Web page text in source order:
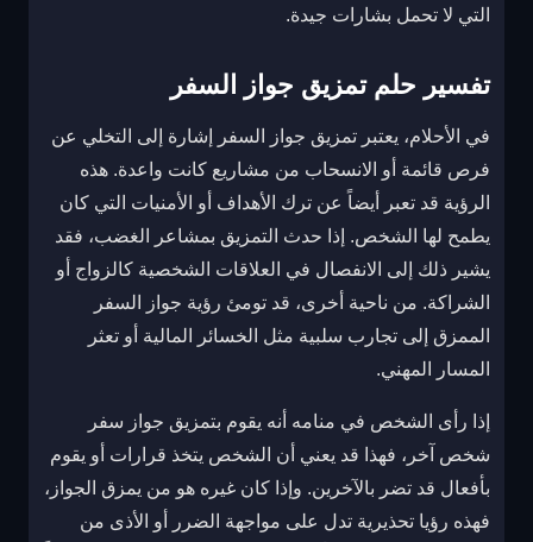
التي لا تحمل بشارات جيدة.
تفسير حلم تمزيق جواز السفر
في الأحلام، يعتبر تمزيق جواز السفر إشارة إلى التخلي عن
فرص قائمة أو الانسحاب من مشاريع كانت واعدة. هذه
الرؤية قد تعبر أيضاً عن ترك الأهداف أو الأمنيات التي كان
يطمح لها الشخص. إذا حدث التمزيق بمشاعر الغضب، فقد
يشير ذلك إلى الانفصال في العلاقات الشخصية كالزواج أو
الشراكة. من ناحية أخرى، قد تومئ رؤية جواز السفر
الممزق إلى تجارب سلبية مثل الخسائر المالية أو تعثر
المسار المهني.
إذا رأى الشخص في منامه أنه يقوم بتمزيق جواز سفر
شخص آخر، فهذا قد يعني أن الشخص يتخذ قرارات أو يقوم
بأفعال قد تضر بالآخرين. وإذا كان غيره هو من يمزق الجواز،
فهذه رؤيا تحذيرية تدل على مواجهة الضرر أو الأذى من